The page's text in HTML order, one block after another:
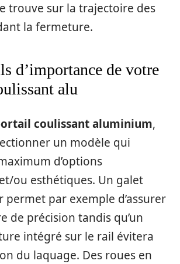
trouve sur la trajectoire des
la fermeture.
d’importance de votre
alu
coulissant aluminium,
un modèle qui
d’options
ou esthétiques. Un galet
permet par exemple d’assurer
de précision tandis qu’un
intégré sur le rail évitera
du laquage. Des roues en